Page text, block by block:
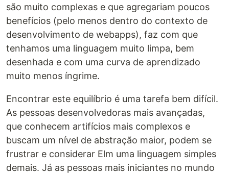
são muito complexas e que agregariam poucos
benefícios (pelo menos dentro do contexto de
desenvolvimento de webapps), faz com que
tenhamos uma linguagem muito limpa, bem
desenhada e com uma curva de aprendizado
muito menos íngrime.
Encontrar este equilíbrio é uma tarefa bem difícil.
As pessoas desenvolvedoras mais avançadas,
que conhecem artifícios mais complexos e
buscam um nível de abstração maior, podem se
frustrar e considerar Elm uma linguagem simples
demais. Já as pessoas mais iniciantes no mundo